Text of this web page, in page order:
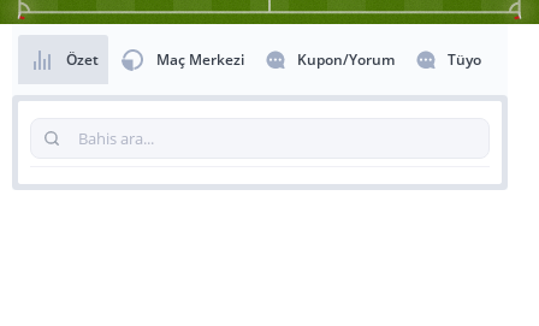
Özet Maç Merkezi Kupon/Yorum Tüyo